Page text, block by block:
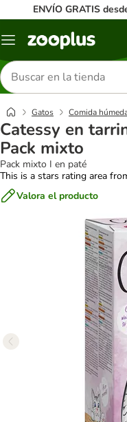
ENVÍO GRATIS
Menú
Buscar
productos
Gatos Comida
Catessy en
Pack mixto
Pack mixto I en paté
This is a stars rating area
Valora el producto